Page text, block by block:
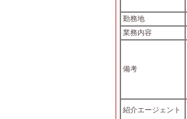
勤務地
業務内容
備考
紹介エージェント